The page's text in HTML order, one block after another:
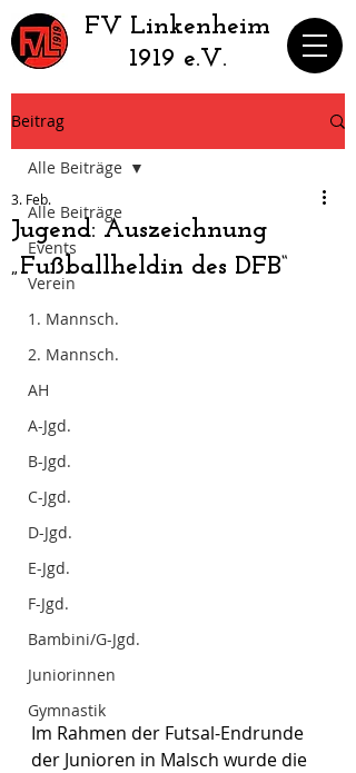
​FV Linkenheim
1919 e.V.
Beitrag
Alle Beiträge
Events
Verein
1. Mannsch.
2. Mannsch.
AH
A-Jgd.
B-Jgd.
C-Jgd.
D-Jgd.
E-Jgd.
F-Jgd.
Bambini/G-Jgd.
Juniorinnen
Gymnastik
Alle Beiträge
Jugend: Auszeichnung
„Fußballheldin des DFB“
3. Feb.
Im Rahmen der Futsal-Endrunde
der Junioren in Malsch wurde die